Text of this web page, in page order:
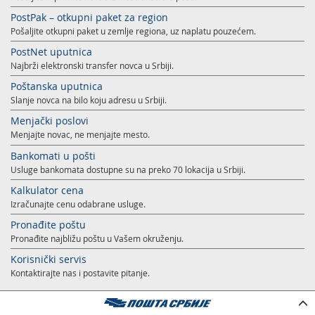
Pravilno adresovanje
Poštanski adresni kod (PAK)
Spisak zabranjenih artikala za uvoz
Punomoćje za uručenje poštanskih pošiljaka
Usluge za Banku Poštansku štedionicu a. d.
Specifične usluge
Mobilna aplikacija Pošte Srbije
Prodaja, izdavanje i zakup nepokretnosti
Pošte Pet friendly
Prodaja i prekonfiguracija TAG uređaja
PostPak – otkupni paket za region
Pošaljite otkupni paket u zemlje regiona, uz naplatu pouzećem.
PostNet uputnica
Najbrži elektronski transfer novca u Srbiji.
Poštanska uputnica
Slanje novca na bilo koju adresu u Srbiji.
Menjački poslovi
Menjajte novac, ne menjajte mesto.
Bankomati u pošti
Usluge bankomata dostupne su na preko 70 lokacija u Srbiji.
Kalkulator cena
Izračunajte cenu odabrane usluge.
Pronađite poštu
Pronađite najbližu poštu u Vašem okruženju.
Korisnički servis
Kontaktirajte nas i postavite pitanje.